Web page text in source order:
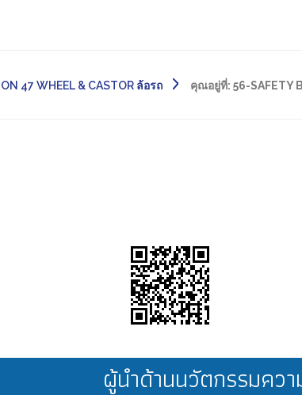
47 WHEEL & CASTOR ล้อรถ คุณอยู่ที่: 56-SAFETY
ผู้นำด้านนวัตกรรมคว